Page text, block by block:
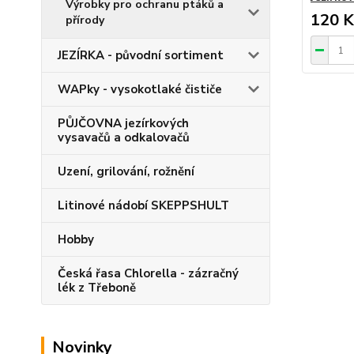
Výrobky pro ochranu ptáků a
přírody
JEZÍRKA - původní sortiment
WAPky - vysokotlaké čističe
PŮJČOVNA jezírkových
vysavačů a odkalovačů
Uzení, grilování, rožnění
Litinové nádobí SKEPPSHULT
Hobby
Česká řasa Chlorella - zázračný
lék z Třeboně
Novinky
120